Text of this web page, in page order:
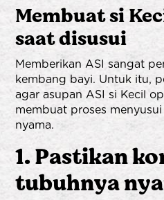
Membuat si
saat disusui
Memberikan ASI sangat
kembang bayi. Untuk itu,
agar asupan ASI si Kecil
membuat proses
nyama.
1. Pastikan
tubuhnya